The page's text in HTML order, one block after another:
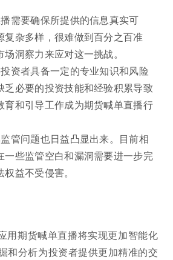
需要确保所提供的信息真实可
杂多样，很难做到百分之百准
洞察力来应对这一挑战。
资者具备一定的专业知识和风险
必要的投资技能和经验积累导致
和引导工作成为期货喊单直播行
管问题也日益凸显出来。目前相
些监管空白和漏洞需要进一步完
益不受侵害。
用期货喊单直播将实现更加智能化
和分析为投资者提供更加精准的交